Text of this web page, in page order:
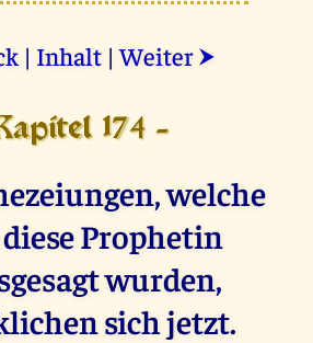
| Inhalt |Weiter ⮞
174 -
welche
Prophetin
wurden,
sich jetzt.